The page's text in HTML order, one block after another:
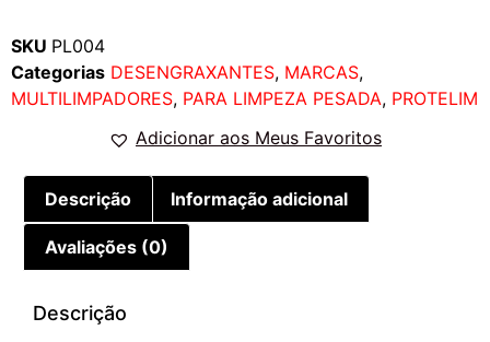
SKU PL004
Categorias DESENGRAXANTES, MARCAS,
MULTILIMPADORES, PARA LIMPEZA PESADA, PROTELIM
Adicionar aos Meus Favoritos
Descrição Informação adicional
Avaliações (0)
Descrição